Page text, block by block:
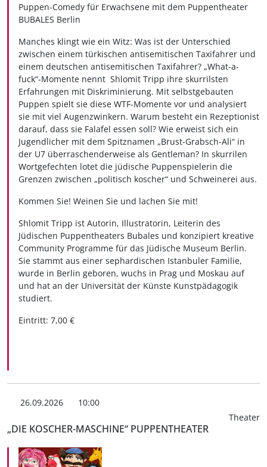
Puppen-Comedy für Erwachsene mit dem Puppentheater
BUBALES Berlin
Manches klingt wie ein Witz: Was ist der Unterschied
zwischen einem türkischen antisemitischen Taxifahrer und
einem deutschen antisemitischen Taxifahrer? „What-a-
fuck“-Momente nennt Shlomit Tripp ihre skurrilsten
Erfahrungen mit Diskriminierung. Mit selbstgebauten
Puppen spielt sie diese WTF-Momente vor und analysiert
sie mit viel Augenzwinkern. Warum besteht ein Rezeptionist
darauf, dass sie Falafel essen soll? Wie erweist sich ein
Jugendlicher mit dem Spitznamen „Brust-Grabsch-Ali“ in
der U7 überraschenderweise als Gentleman? In skurrilen
Wortgefechten lotet die jüdische Puppenspielerin die
Grenzen zwischen „politisch koscher“ und Schweinerei aus.
Kommen Sie! Weinen Sie und lachen Sie mit!
Shlomit Tripp ist Autorin, Illustratorin, Leiterin des
Jüdischen Puppentheaters Bubales und konzipiert kreative
Community Programme für das Jüdische Museum Berlin.
Sie stammt aus einer sephardischen Istanbuler Familie,
wurde in Berlin geboren, wuchs in Prag und Moskau auf
und hat an der Universität der Künste Kunstpädagogik
studiert.
Eintritt: 7,00 €
26.09.2026
10:00
Theater
„DIE KOSCHER-MASCHINE“ PUPPENTHEATER